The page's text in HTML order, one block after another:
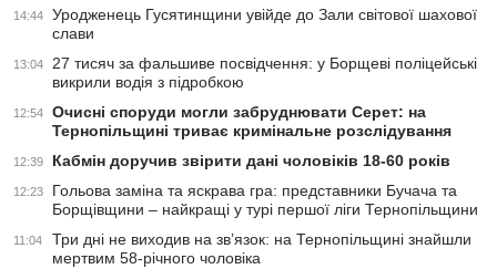
14:44
Уродженець Гусятинщини увійде до Зали світової шахової
слави
13:04
27 тисяч за фальшиве посвідчення: у Борщеві поліцейські
викрили водія з підробкою
12:54
Очисні споруди могли забруднювати Серет: на
Тернопільщині триває кримінальне розслідування
12:39 Кабмін доручив звірити дані чоловіків 18-60 років
12:23
Гольова заміна та яскрава гра: представники Бучача та
Борщівщини – найкращі у турі першої ліги Тернопільщини
11:04
Три дні не виходив на зв’язок: на Тернопільщині знайшли
мертвим 58-річного чоловіка